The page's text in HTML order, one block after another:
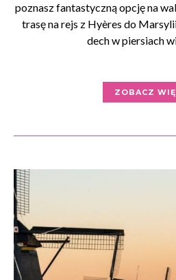
poznasz fantastyczną opcję na
trasę na rejs z Hyères do
dech w piersiach
ZOBACZ